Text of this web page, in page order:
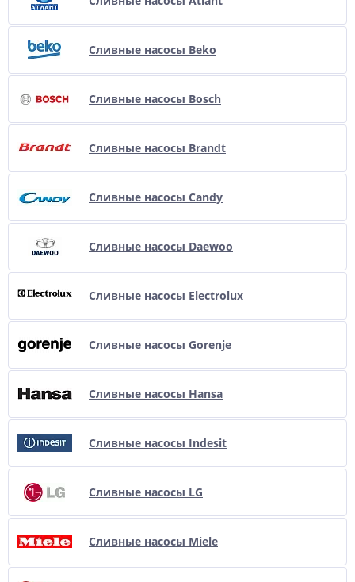
Сливные насосы Beko
Сливные насосы Bosch
Сливные насосы Brandt
Сливные насосы Candy
Сливные насосы Daewoo
Сливные насосы Electrolux
Сливные насосы Gorenje
Сливные насосы Hansa
Сливные насосы Indesit
Сливные насосы LG
Сливные насосы Miele